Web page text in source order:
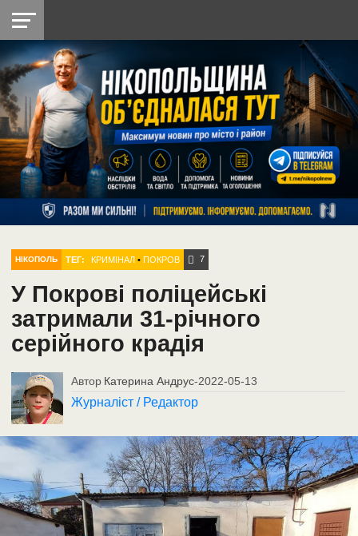
НІКОПОЛЬ
РАЙОН
СІЧЕСЛАВСЬКА
УКРАЇНА
РЕТРО
НІКОПОЛЬ
ЛАЙТ
УКРАЇНА
ДОПОМОГА
РАДІО
НІКОПОЛЬ ТЕГ: КРИМІНАЛ •ПОКРОВ 7
У Покрові поліцейські
затримали 31-річного
серійного крадія
Автор Катерина Андрус-2022-05-13
Журналіст / Редактор